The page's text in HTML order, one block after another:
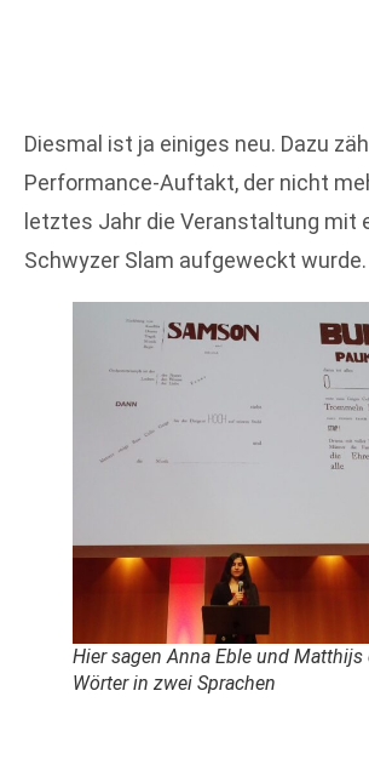
Diesmal ist ja einiges neu. Dazu
Performance-Auftakt, der nicht
letztes Jahr die Veranstaltung mit
Schwyzer Slam aufgeweckt wurde.
Hier sagen Anna Eble und Matthijs
Wörter in zwei Sprachen